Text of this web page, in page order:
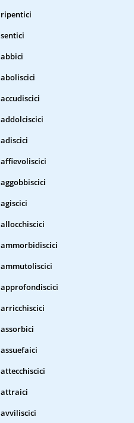
ripentici
sentici
abbici
aboliscici
accudiscici
addolciscici
adiscici
affievoliscici
aggobbiscici
agiscici
allocchiscici
ammorbidiscici
ammutoliscici
approfondiscici
arricchiscici
assorbici
assuefaici
attecchiscici
attraici
avviliscici